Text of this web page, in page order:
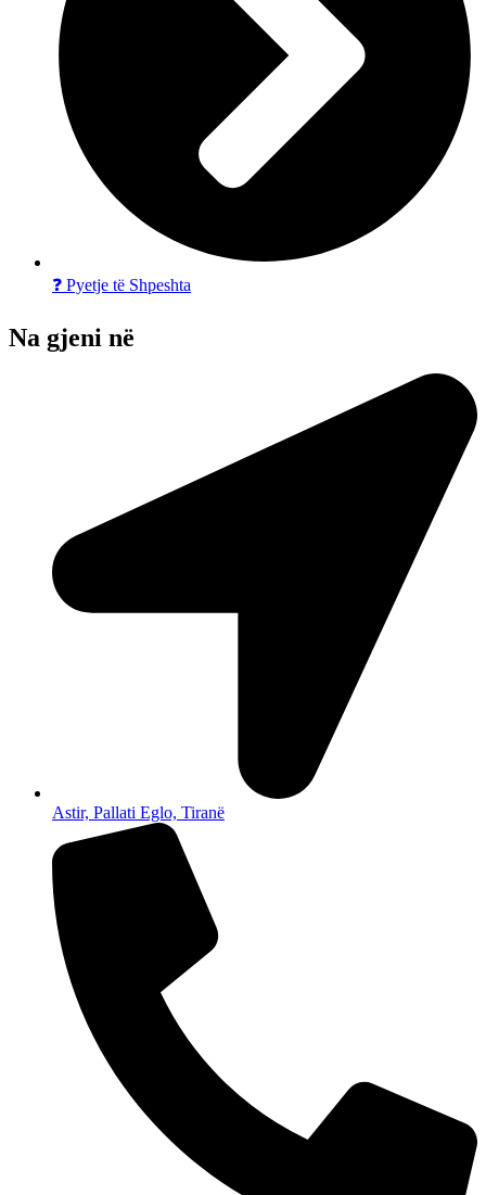
❓ Pyetje të Shpeshta
Na gjeni në
Astir, Pallati Eglo, Tiranë